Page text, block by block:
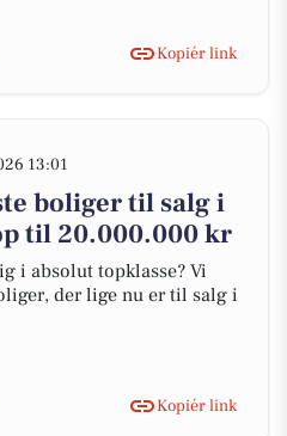
Kopiér link
13:01
boliger til salg i
til 20.000.000 kr
i absolut topklasse? Vi
der lige nu er til salg i
Kopiér link